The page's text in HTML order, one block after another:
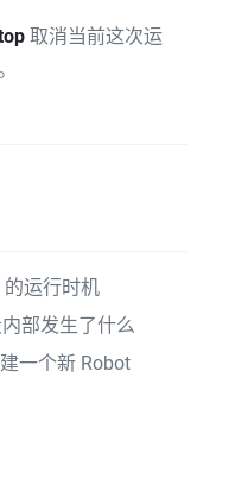
取消当前这次运
运行时机
部发生了什么
一个新 Robot